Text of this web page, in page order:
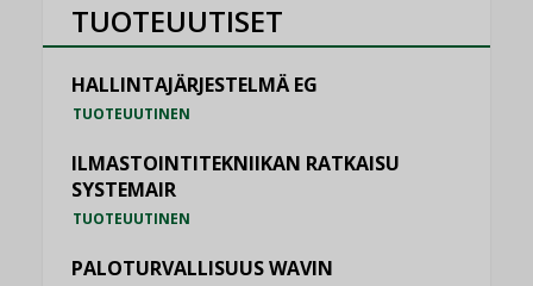
TUOTEUUTISET
HALLINTAJÄRJESTELMÄ EG
TUOTEUUTINEN
ILMASTOINTITEKNIIKAN RATKAISU
SYSTEMAIR
TUOTEUUTINEN
PALOTURVALLISUUS WAVIN